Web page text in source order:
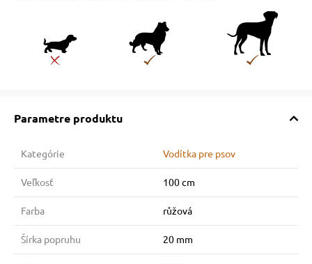
Parametre produktu
Kategórie Vodítka pre psov
Veľkosť 100 cm
Farba růžová
Šírka popruhu 20 mm